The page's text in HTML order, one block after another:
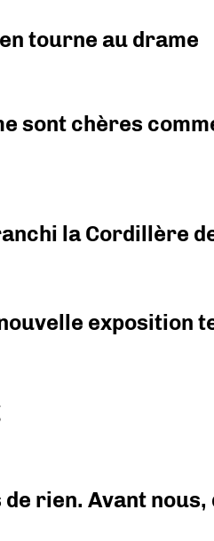
tourne au drame
sont chères
la Cordillère
exposition
de rien. Avant